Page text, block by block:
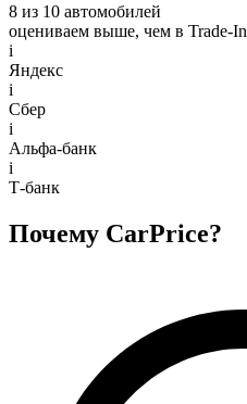
8 из 10 автомобилей
оцениваем выше, чем в Trade‑In
i
Яндекс
i
Сбер
i
Альфа-банк
i
Т-банк
Почему CarPrice?